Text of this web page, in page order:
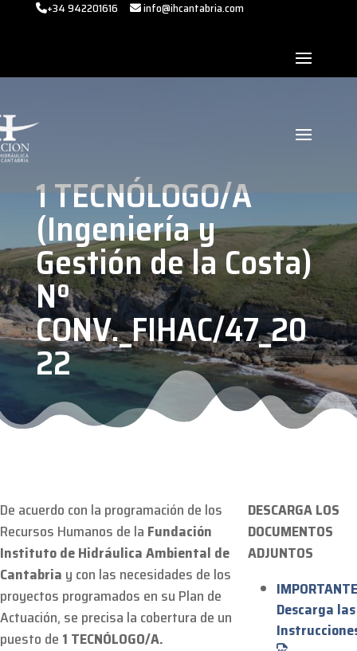
+34 942201616 info@ihcantabria.com
1 TECNÓLOGO/A
(Ingeniería y
Gestión de la Costa)
Nº
CONV._FIHAC/47_20
22
De acuerdo con la programación de los
Recursos Humanos de la Fundación
Instituto de Hidráulica Ambiental de
Cantabria y con las necesidades de los
proyectos programados en su Plan de
Actuación, se precisa la cobertura de un
puesto de 1 TECNÓLOGO/A.
DESCARGA LOS
DOCUMENTOS
ADJUNTOS
Descarga las